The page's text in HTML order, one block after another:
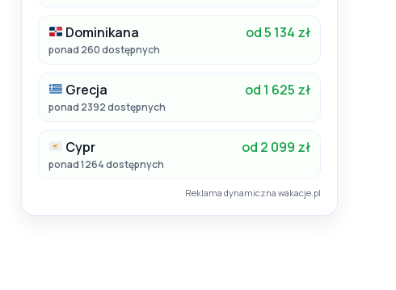
Dominikana od 5 134 zł
ponad 260 dostępnych
Grecja od 1 625 zł
ponad 2392 dostępnych
Cypr od 2 099 zł
ponad 1264 dostępnych
Reklama dynamiczna wakacje.pl